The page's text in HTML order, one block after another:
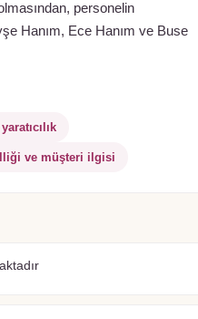
personelin
Hanım, Ece Hanım ve Buse
ve müşteri ilgisi